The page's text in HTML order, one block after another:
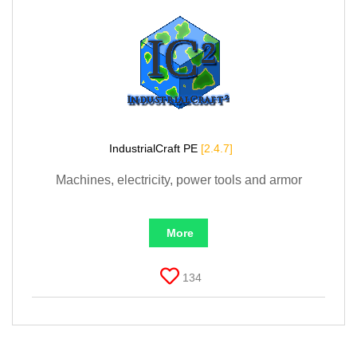
IndustrialCraft PE [2.4.7]
Machines, electricity, power tools and armor
More
134